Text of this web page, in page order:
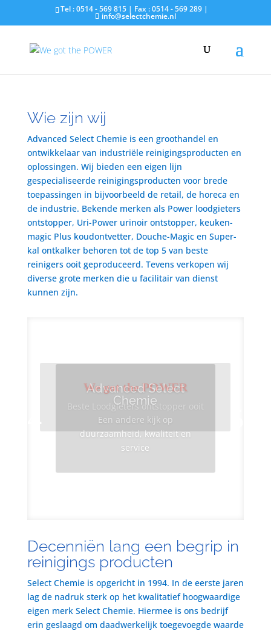
Tel : 0514 - 569 815 | Fax : 0514 - 569 289 |
info@selectchemie.nl
Wie zijn wij
Advanced Select Chemie is een groothandel en
ontwikkelaar van industriële reinigingsproducten en
oplossingen. Wij bieden een eigen lijn
gespecialiseerde reinigingsproducten voor brede
toepassingen in bijvoorbeeld de retail, de horeca en
de industrie. Bekende merken als Power loodgieters
ontstopper, Uri-Power urinoir ontstopper, keuken-
magic Plus koudontvetter, Douche-Magic en Super-
kal ontkalker behoren tot de top 5 van beste
reinigers ooit geproduceerd. Tevens verkopen wij
diverse grote merken die u facilitair van dienst
kunnen zijn.
Advanced Select
Chemie
Een andere kijk op
duurzaamheid, kwaliteit en
service
We got the POWER
Beste Loodgieters ontstopper ooit
Decenniën lang een begrip in
reinigings producten
Select Chemie is opgericht in 1994. In de eerste jaren
lag de nadruk sterk op het kwalitatief hoogwaardige
eigen merk Select Chemie. Hiermee is ons bedrijf
erin geslaagd om daadwerkelijk toegevoegde waarde